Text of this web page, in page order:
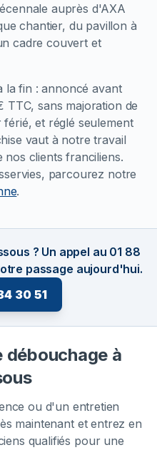
auprès d'AXA
chantier, du pavillon à
cadre couvert et
la fin : annoncé avant
sans majoration de
et réglé seulement
vaut à notre travail
nos clients franciliens.
parcourez notre
.
? Un appel au 01 88
passage aujourd'hui.
30 51
débouchage à
ou d'un entretien
maintenant et entrez en
qualifiés pour une